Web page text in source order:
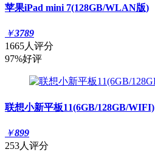
苹果iPad mini 7(128GB/WLAN版)
￥3789
1665人评分
97%好评
联想小新平板11(6GB/128GB/WIFI)
￥899
253人评分